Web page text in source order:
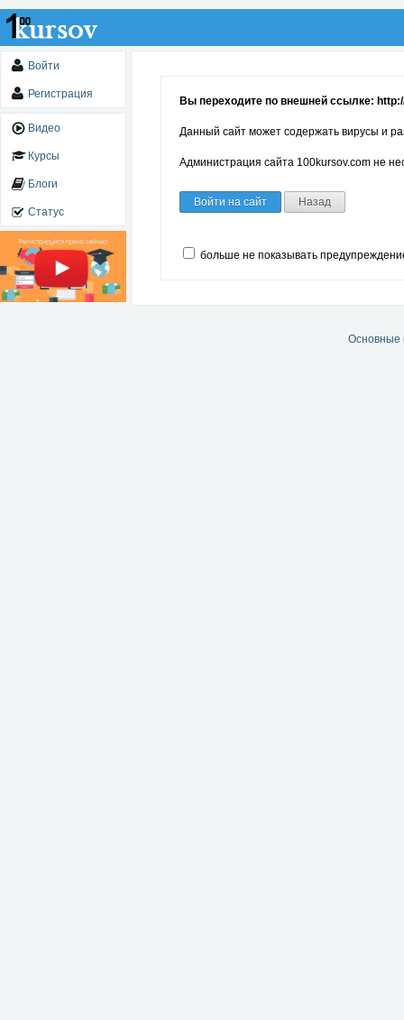
Войти
Регистрация
Видео
Курсы
Блоги
Статус
Вы переходите по внешней ссылке:
Данный сайт может содержать вирусы и
Администрация сайта 100kursov.com не
Войти на сайт Назад
больше не показывать
Основные